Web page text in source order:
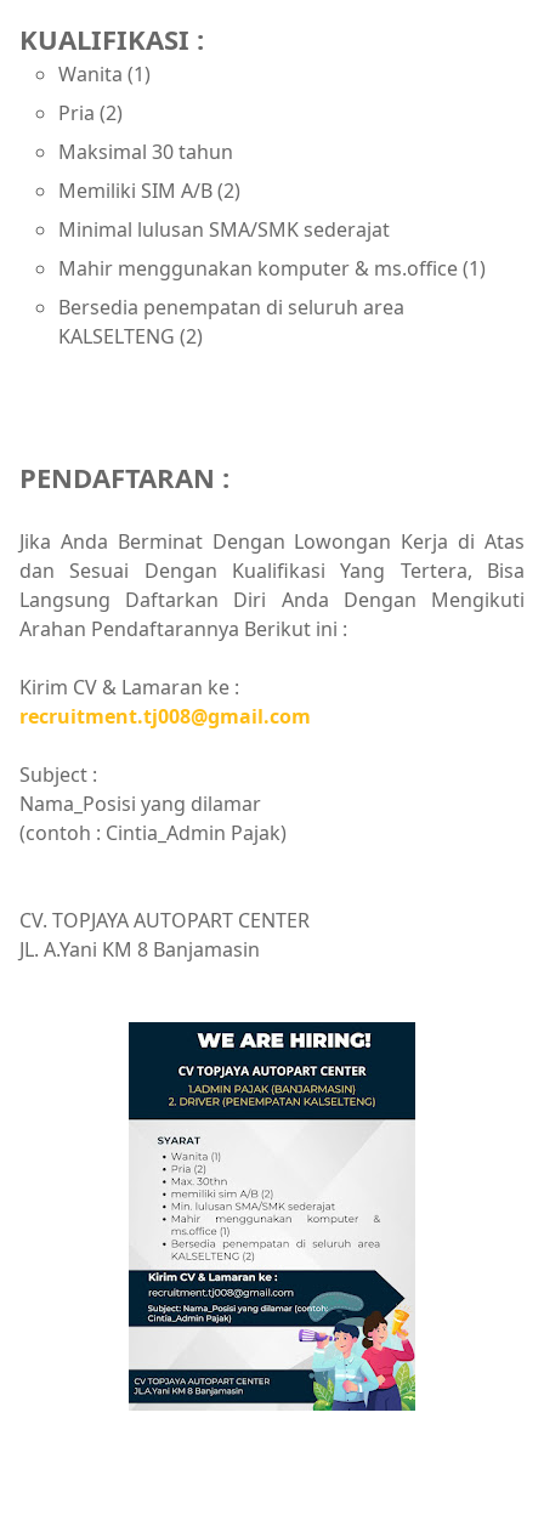
KUALIFIKASI :
Wanita (1)
Pria (2)
Maksimal 30 tahun
Memiliki SIM A/B (2)
Minimal lulusan SMA/SMK sederajat
Mahir menggunakan komputer & ms.office (1)
Bersedia penempatan di seluruh area
KALSELTENG (2)
PENDAFTARAN :
Jika Anda Berminat Dengan Lowongan Kerja di Atas
dan Sesuai Dengan Kualifikasi Yang Tertera, Bisa
Langsung Daftarkan Diri Anda Dengan Mengikuti
Arahan Pendaftarannya Berikut ini :
Kirim CV & Lamaran ke :
recruitment.tj008@gmail.com
Subject :
Nama_Posisi yang dilamar
(contoh : Cintia_Admin Pajak)
CV. TOPJAYA AUTOPART CENTER
JL. A.Yani KM 8 Banjamasin